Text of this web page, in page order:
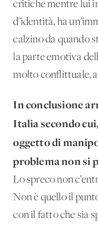
critiche mentre lui
d’identità, ha
calzino da quando
la parte emotiva
molto conflittuale,
In conclusione
Italia secondo
oggetto di
problema non si
Lo spreco non
Non è quello il
con il fatto che sia